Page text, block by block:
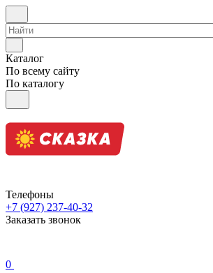
Каталог
По всему сайту
По каталогу
Телефоны
+7 (927) 237-40-32
Заказать звонок
0